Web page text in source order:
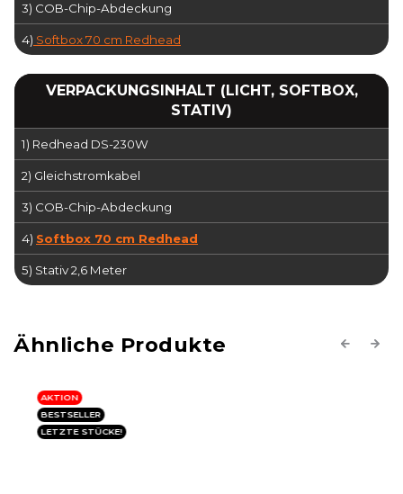
3) COB-Chip-Abdeckung
4) Softbox 70 cm Redhead
VERPACKUNGSINHALT (LICHT, SOFTBOX,
STATIV)
1) Redhead DS-230W
2) Gleichstromkabel
3) COB-Chip-Abdeckung
4) Softbox 70 cm Redhead
5) Stativ 2,6 Meter
Previous
AKTION
BESTSELLER
LETZTE STÜCKE!
Next